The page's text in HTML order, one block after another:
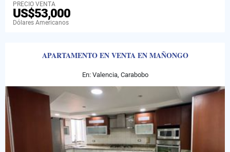
PRECIO VENTA
US$53,000
Dólares Americanos
APARTAMENTO EN VENTA EN MAÑONGO
En: Valencia, Carabobo